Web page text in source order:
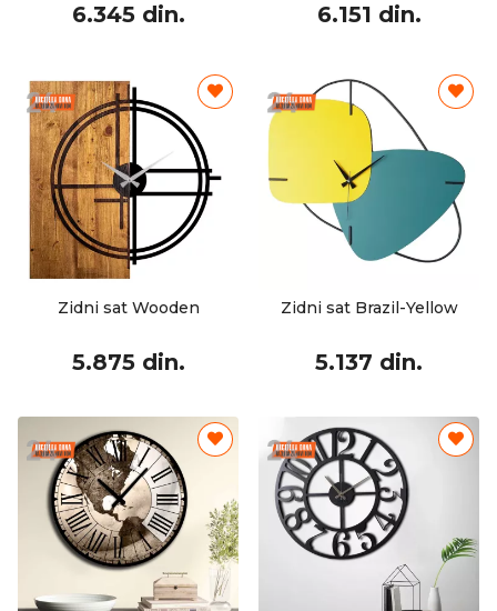
6.345 din. 6.151 din.
Zidni sat Wooden
5.875 din.
Zidni sat Brazil-Yellow
5.137 din.